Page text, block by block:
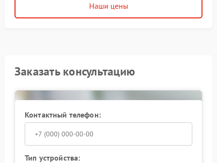
Наши цены
Заказать консультацию
Контактный телефон:
Тип устройства: